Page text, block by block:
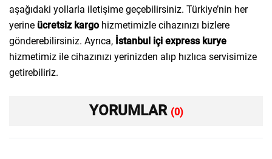
aşağıdaki yollarla iletişime geçebilirsiniz. Türkiye’nin her
yerine ücretsiz kargohizmetimizle cihazınızı bizlere
gönderebilirsiniz. Ayrıca, İstanbul içi express kurye
hizmetimiz ile cihazınızı yerinizden alıp hızlıca servisimize
getirebiliriz.
YORUMLAR (0)